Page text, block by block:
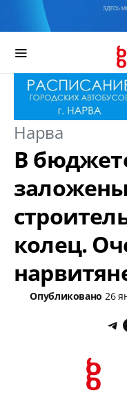
Нарва
В
заложены
колец.
Опубликовано 26